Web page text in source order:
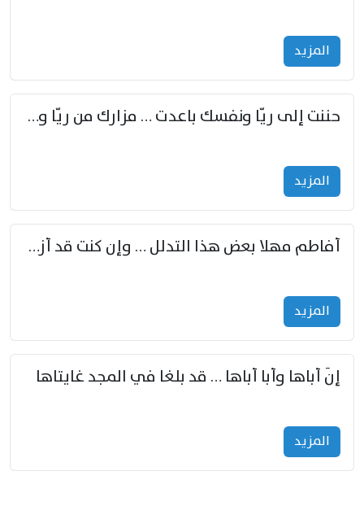
المزید
حننت إلى ريّا ونفسك باعدت … مزارك من ريّا وشعباكما معا
المزید
أفاطم مهلا بعض هذا التدلل … وإن كنت قد أزمعت صرمي فأجملي
المزید
إنّ أباها وأبا أباها … قد بلغا في المجد غايتاها
المزید